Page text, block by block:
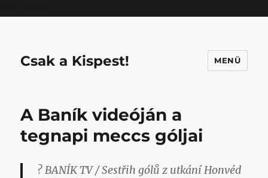
Csak a Kispest! MENÜ
A Baník videóján a
tegnapi meccs góljai
? BANÍK TV / Sestřih gólů z utkání Honvéd